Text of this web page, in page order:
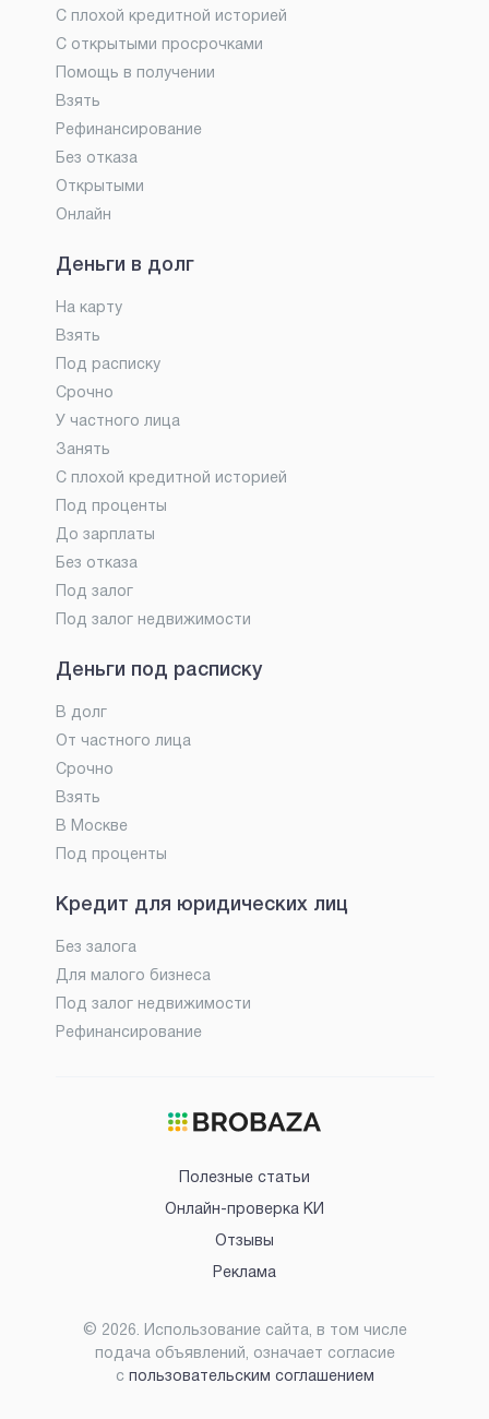
С плохой кредитной историей
С открытыми просрочками
Помощь в получении
Взять
Рефинансирование
Без отказа
Открытыми
Онлайн
Деньги в долг
На карту
Взять
Под расписку
Срочно
У частного лица
Занять
С плохой кредитной историей
Под проценты
До зарплаты
Без отказа
Под залог
Под залог недвижимости
Деньги под расписку
В долг
От частного лица
Срочно
Взять
В Москве
Под проценты
Кредит для юридических лиц
Без залога
Для малого бизнеса
Под залог недвижимости
Рефинансирование
Полезные статьи
Онлайн-проверка КИ
Отзывы
Реклама
© 2026. Использование сайта, в том числе
подача объявлений, означает согласие
с пользовательским соглашением